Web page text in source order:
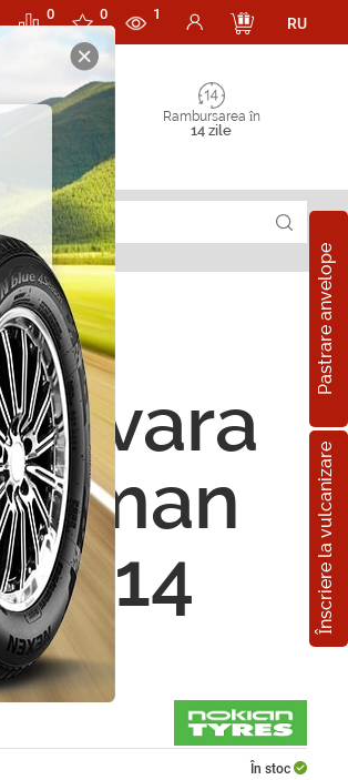
0 0 1
RU
Rambursarea în
14 zile
Pastrare anvelope
Înscriere la vulcanizare
vara
R14
În stoc